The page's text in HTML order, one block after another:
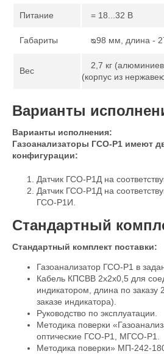
Питание = 18...32 В
Габариты ᴓ98 мм, длина -
Вес
2,7 кг
(корпус из
Варианты
Варианты исполнения:
Газоанализаторы ГСО-Р1 имеют
конфигурации:
Датчик ГСО-Р1Д на
Датчик ГСО-Р1Д на
ГСО-Р1И.
Стандартный
Стандартный комплект поставки:
Газоанализатор ГСО-Р1 в
Кабель КПСВВ 2x2x0,5 для
индикатором, длина по
заказе индикатора).
Руководство по эксплуатации.
Методика поверки
оптические ГСО-Р1, МГСО-Р1.
Методика поверки» МП-242-